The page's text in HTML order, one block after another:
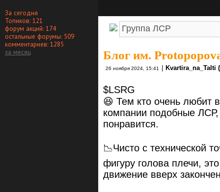
За сегодня
Топиков: 121
форум акций: 174
остальные форумы: 509
комментариев: 1285
за месяц
Блог им.
26 ноября 2024, 15:41 Kvartira_na_TaIti
$LSRG
😆 Тем кто очень любит
компании подобные ЛСР,
понравится.
📉Чисто с технической
фигуру голова плечи,
движение вверх